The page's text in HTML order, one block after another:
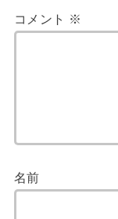
コメント ※
名前